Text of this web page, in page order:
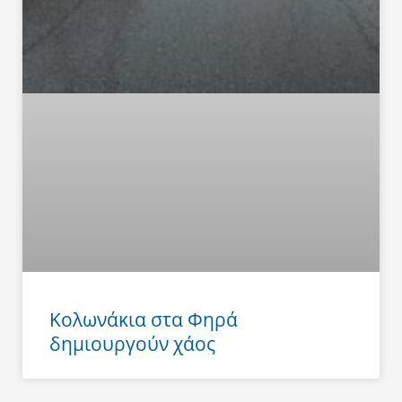
Κολωνάκια στα Φηρά
δημιουργούν χάος